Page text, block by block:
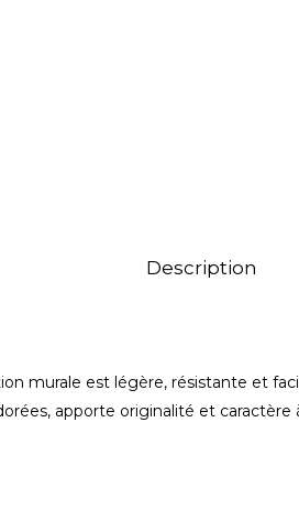
Description
murale est légère, résistante et
apporte originalité et